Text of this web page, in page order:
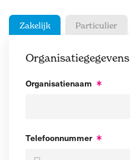
Zakelijk Particulier
Organisatiegegevens
Organisatienaam
Telefoonnummer